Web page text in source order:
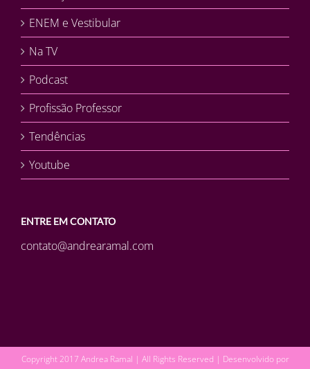
ENEM e Vestibular
Na TV
Podcast
Profissão Professor
Tendências
Youtube
ENTRE EM CONTATO
contato@andrearamal.com
Copyright 2017 Andrea Ramal | All Rights Reserved | Desenvolvido por